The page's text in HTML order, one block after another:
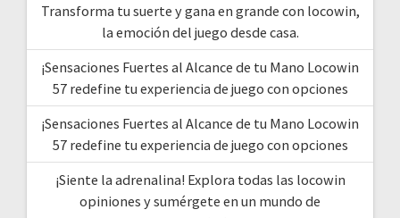
Transforma tu suerte y gana en grande con locowin,
la emoción del juego desde casa.
¡Sensaciones Fuertes al Alcance de tu Mano Locowin
57 redefine tu experiencia de juego con opciones
¡Sensaciones Fuertes al Alcance de tu Mano Locowin
57 redefine tu experiencia de juego con opciones
¡Siente la adrenalina! Explora todas las locowin
opiniones y sumérgete en un mundo de